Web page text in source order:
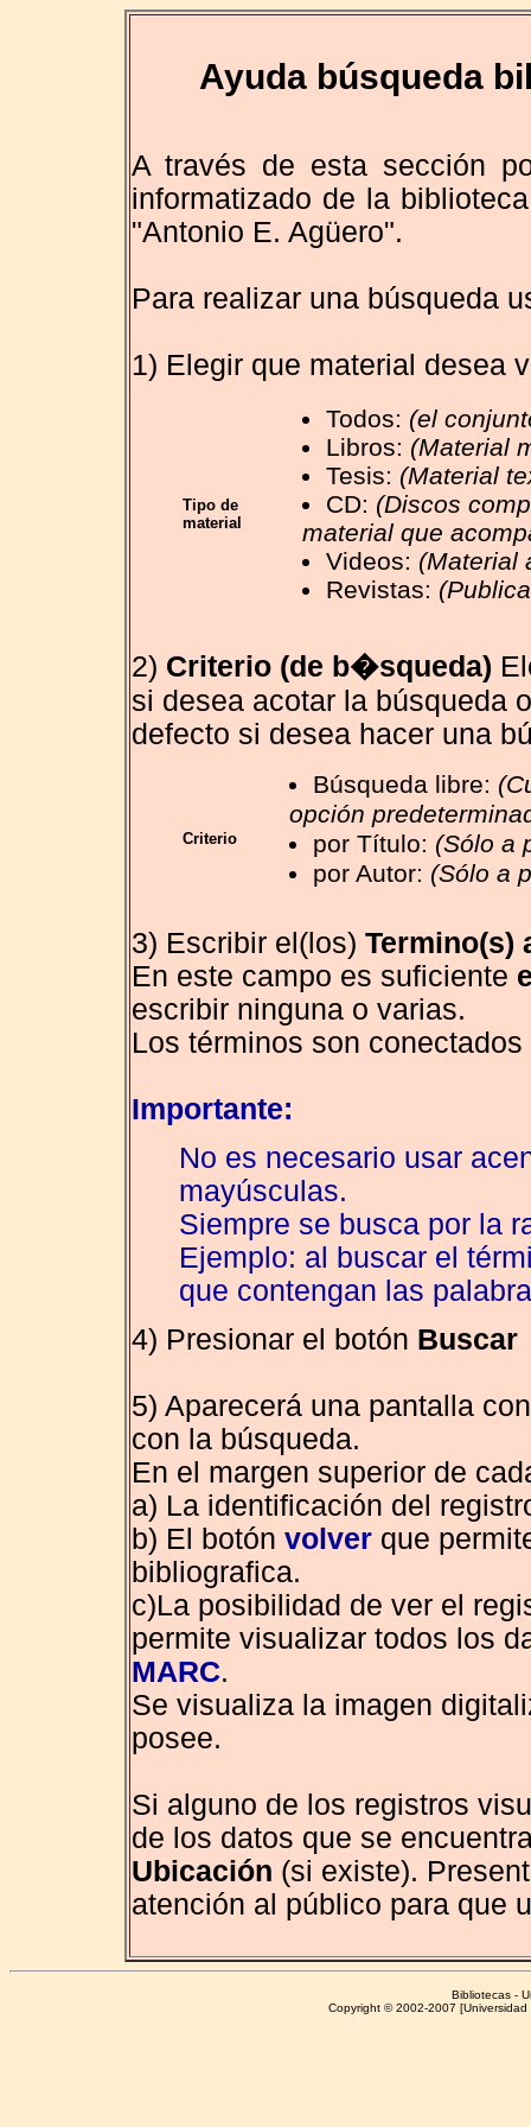
Ayuda búsqueda
A través de esta sección
informatizado de la
"Antonio E. Agüero".
Para realizar una búsqueda
1) Elegir que material desea
Tipo de
material
Todos: (el
Libros: (Material
Tesis: (Material
CD: (Discos
material que
Videos: (Material
Revistas:
2) Criterio (de b�squeda)
si desea acotar la búsqueda
defecto si desea hacer una
Criterio
Búsqueda libre:
opción
por Título: (Sólo a
por Autor: (Sólo a
3) Escribir el(los) Termino(s)
En este campo es suficiente
escribir ninguna o varias.
Los términos son
Importante:
No es necesario usar
mayúsculas.
Siempre se busca por la
Ejemplo: al buscar el
que contengan las
4) Presionar el botón Buscar
5) Aparecerá una pantalla
con la búsqueda.
En el margen superior de
a) La identificación del
b) El botón volverque
bibliografica.
c)La posibilidad de ver el
permite visualizar todos los
MARC.
Se visualiza la imagen
posee.
Si alguno de los registros
de los datos que se
Ubicación (si existe).
atención al público para que
Bibliotecas -
Copyright © 2002-2007